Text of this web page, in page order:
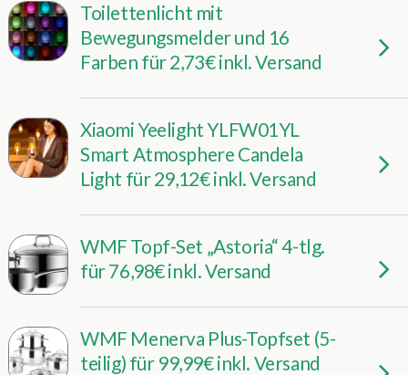
Toilettenlicht mit
Bewegungsmelder und 16
Farben für 2,73€ inkl. Versand
Xiaomi Yeelight YLFW01YL
Smart Atmosphere Candela
Light für 29,12€ inkl. Versand
WMF Topf-Set „Astoria“ 4-tlg.
für 76,98€ inkl. Versand
WMF Menerva Plus-Topfset (5-
teilig) für 99,99€ inkl. Versand